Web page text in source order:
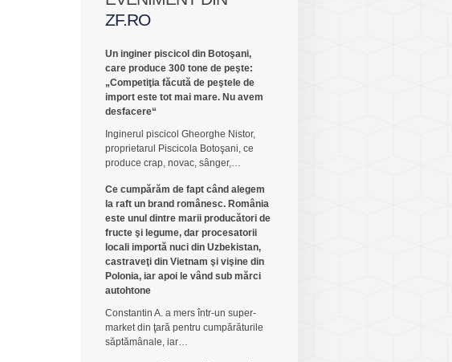
ZF.RO
Un inginer piscicol din Botoşani,
care produce 300 tone de peşte:
„Competiţia făcută de peştele de
import este tot mai mare. Nu avem
desfacere“
Inginerul piscicol Gheorghe Nistor,
proprietarul Pis­ci­cola Botoşani, ce
produce crap, novac, sânger,…
Ce cumpărăm de fapt când alegem
la raft un brand românesc. România
este unul dintre marii producători de
fructe şi legume, dar procesatorii
locali importă nuci din Uzbekistan,
castraveţi din Vietnam şi vişine din
Polonia, iar apoi le vând sub mărci
autohtone
Constantin A. a mers într-un su­per­
market din ţară pentru cum­părăturile
săptămânale, iar…